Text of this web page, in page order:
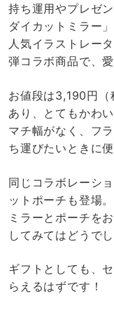
持ち運用やプレゼ
ダイカットミラー
人気イラストレー
弾コラボ商品で、
お値段は3,190円（
あり、とてもかわ
マチ幅がなく、フ
ち運びたいときに
同じコラボレーシ
ットポーチも登場。
ミラーとポーチを
してみてはどうでし
ギフトとしても、
らえるはずです！